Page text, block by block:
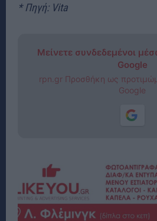
* Πηγή: Vita
Μείνετε συνδεδεμένοι
Google
rpn.gr Προσθήκη ως
Google